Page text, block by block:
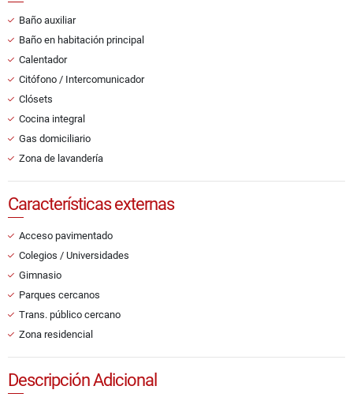
Baño auxiliar
Baño en habitación principal
Calentador
Citófono / Intercomunicador
Clósets
Cocina integral
Gas domiciliario
Zona de lavandería
Características externas
Acceso pavimentado
Colegios / Universidades
Gimnasio
Parques cercanos
Trans. público cercano
Zona residencial
Descripción Adicional